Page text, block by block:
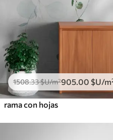
1508.33$U/m²905 .00 $U/
rama con hojas